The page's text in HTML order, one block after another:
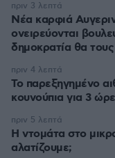
Νέα καρφιά
ονειρεύονται
δημοκρατία θα
πριν 3 λεπτά
Το παρεξηγημένο
κουνούπια για 3
πριν 4 λεπτά
Η ντομάτα στο
αλατίζουμε;
πριν 5 λεπτά